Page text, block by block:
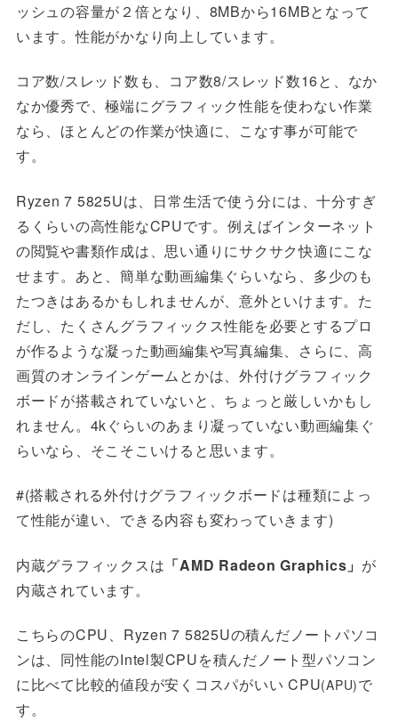
ッシュの容量が２倍となり、8MBから16MBとなって
います。性能がかなり向上しています。
コア数/スレッド数も、コア数8/スレッド数16と、なか
なか優秀で、極端にグラフィック性能を使わない作業
なら、ほとんどの作業が快適に、こなす事が可能で
す。
Ryzen 7 5825Uは、日常生活で使う分には、十分すぎ
るくらいの高性能なCPUです。例えばインターネット
の閲覧や書類作成は、思い通りにサクサク快適にこな
せます。あと、簡単な動画編集ぐらいなら、多少のも
たつきはあるかもしれませんが、意外といけます。た
だし、たくさんグラフィックス性能を必要とするプロ
が作るような凝った動画編集や写真編集、さらに、高
画質のオンラインゲームとかは、外付けグラフィック
ボードが搭載されていないと、ちょっと厳しいかもし
れません。4kぐらいのあまり凝っていない動画編集ぐ
らいなら、そこそこいけると思います。
#(搭載される外付けグラフィックボードは種類によっ
て性能が違い、できる内容も変わっていきます)
内蔵グラフィックスは 「AMD Radeon Graphics」 が
内蔵されています。
こちらのCPU、Ryzen 7 5825Uの積んだノートパソコ
ンは、同性能のIntel製CPUを積んだノート型パソコン
に比べて比較的値段が安くコスパがいい CPU(APU)で
す。